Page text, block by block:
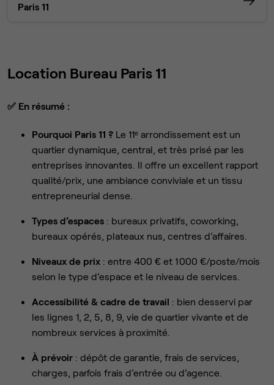
Paris 11
Location Bureau Paris 11
✅ En résumé :
Pourquoi Paris 11 ? Le 11ᵉ arrondissement est un
quartier dynamique, central, et très prisé par les
entreprises innovantes. Il offre un excellent rapport
qualité/prix, une ambiance conviviale et un tissu
entrepreneurial dense.
Types d’espaces : bureaux privatifs, coworking,
bureaux opérés, plateaux nus, centres d’affaires.
Niveaux de prix : entre 400 € et 1 000 €/poste/mois
selon le type d’espace et le niveau de services.
Accessibilité & cadre de travail : bien desservi par
les lignes 1, 2, 5, 8, 9, vie de quartier vivante et de
nombreux services à proximité.
À prévoir : dépôt de garantie, frais de services,
charges, parfois frais d’entrée ou d’agence.